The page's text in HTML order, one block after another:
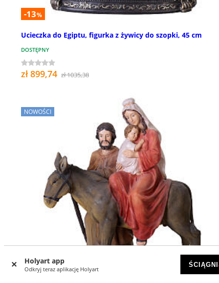
Holyart app
Odkryj teraz aplikację Holyart
-13%
Ucieczka do Egiptu, figurka z żywicy do szopki, 45 cm
DOSTĘPNY
zł 899,74 zł 1035,38
NOWOŚCI